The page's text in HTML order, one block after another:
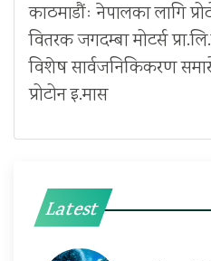
काठमाडौंः नेपालका लागि
वितरक जगदम्बा मोटर्स
विशेष सार्वजनिकिकरण
प्रोटोन इ.मास
Latest